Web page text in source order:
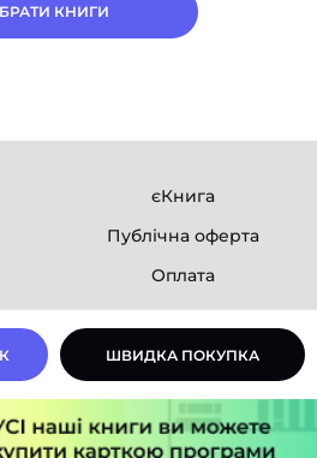
ШВИДКА ПОКУПКА
КНИГИ
єКнига
Публічна оферта
Оплата
сайту